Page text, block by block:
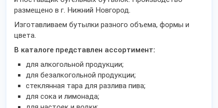
размещено в г. Нижний Новгород.
Изготавливаем бутылки разного объема, формы и
цвета.
В каталоге представлен ассортимент:
для алкогольной продукции;
для безалкогольной продукции;
стеклянная тара для разлива пива;
для сока и лимонада;